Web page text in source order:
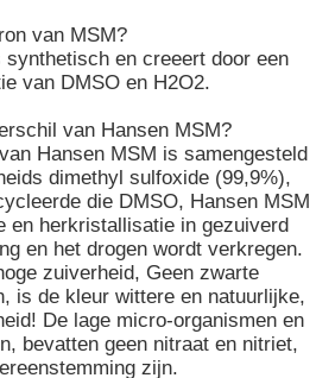
van MSM?
en creeert door een
van DMSO en H2O2.
van Hansen MSM?
Hansen MSM is samengesteld
dimethyl sulfoxide (99,9%),
die DMSO, Hansen MSM
en herkristallisatie in gezuiverd
en het drogen wordt verkregen.
zuiverheid, Geen zwarte
is de kleur wittere en natuurlijke,
De lage micro-organismen en
bevatten geen nitraat en nitriet,
zijn.